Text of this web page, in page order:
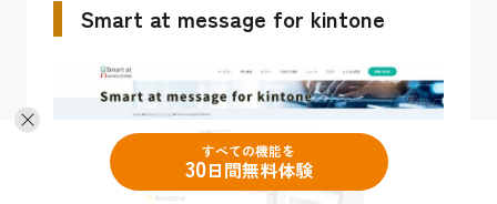
Smart at message for kintone
すべての機能を
30日間無料体験